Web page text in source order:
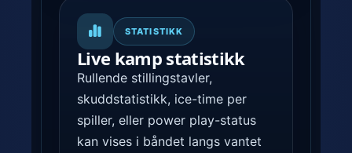
STATISTIKK
Live kamp statistikk
Rullende stillingstavler,
skuddstatistikk, ice-time per
spiller, eller power play-status
kan vises i båndet langs vantet